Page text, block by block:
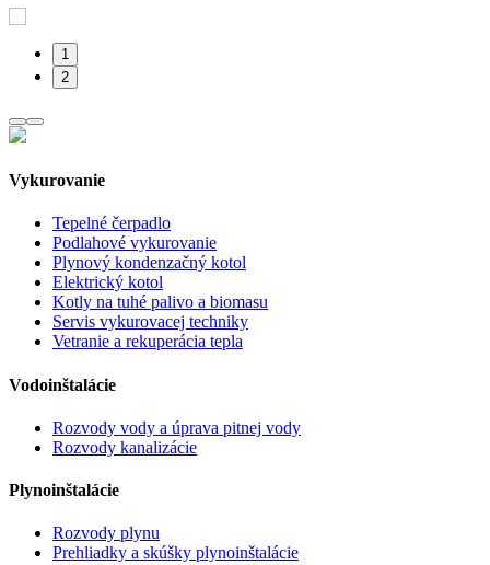
1
2
Vykurovanie
Tepelné čerpadlo
Podlahové vykurovanie
Plynový kondenzačný kotol
Elektrický kotol
Kotly na tuhé palivo a biomasu
Servis vykurovacej techniky
Vetranie a rekuperácia tepla
Vodoinštalácie
Rozvody vody a úprava pitnej vody
Rozvody kanalizácie
Plynoinštalácie
Rozvody plynu
Prehliadky a skúšky plynoinštalácie